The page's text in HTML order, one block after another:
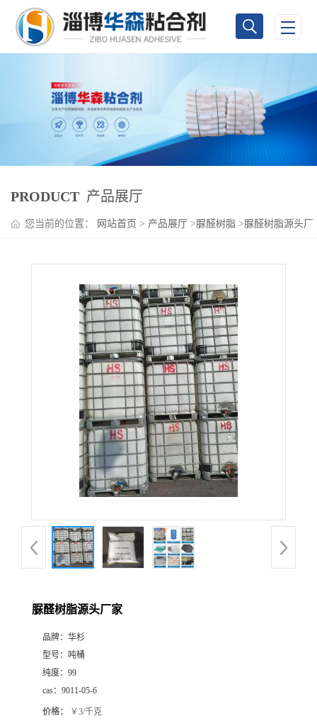
PRODUCT 产品展厅
您当前的位置： 网站首页 > 产品展厅 >脲醛树脂 >脲醛树脂源头厂
脲醛树脂源头厂家
品牌： 华杉
型号： 吨桶
纯度： 99
cas： 9011-05-6
价格： ￥3/千克